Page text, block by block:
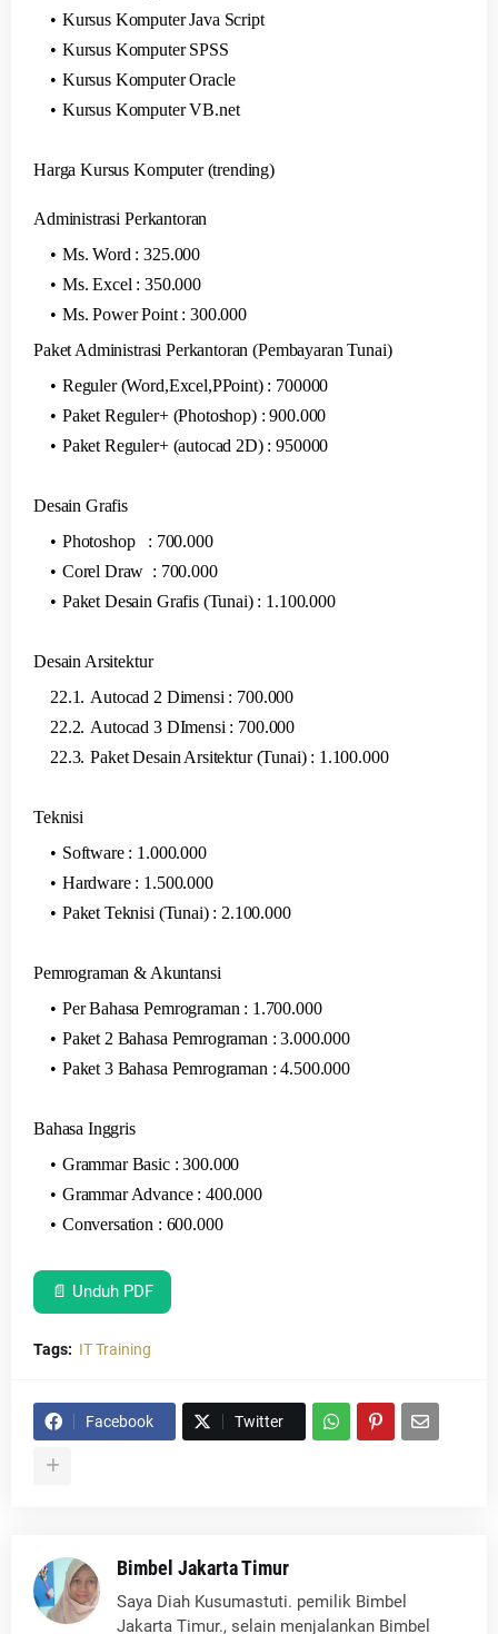
Kursus Komputer Java Script
Kursus Komputer SPSS
Kursus Komputer Oracle
Kursus Komputer VB.net
Harga Kursus Komputer (trending)
Administrasi Perkantoran
Ms. Word : 325.000
Ms. Excel : 350.000
Ms. Power Point : 300.000
Paket Administrasi Perkantoran (Pembayaran Tunai)
Reguler (Word,Excel,PPoint) : 700000
Paket Reguler+ (Photoshop) : 900.000
Paket Reguler+ (autocad 2D) : 950000
Desain Grafis
Photoshop : 700.000
Corel Draw : 700.000
Paket Desain Grafis (Tunai) : 1.100.000
Desain Arsitektur
Autocad 2 Dimensi : 700.000
Autocad 3 DImensi : 700.000
Paket Desain Arsitektur (Tunai) : 1.100.000
Teknisi
Software : 1.000.000
Hardware : 1.500.000
Paket Teknisi (Tunai) : 2.100.000
Pemrograman & Akuntansi
Per Bahasa Pemrograman : 1.700.000
Paket 2 Bahasa Pemrograman : 3.000.000
Paket 3 Bahasa Pemrograman : 4.500.000
Bahasa Inggris
Grammar Basic : 300.000
Grammar Advance : 400.000
Conversation : 600.000
📄 Unduh PDF
Tags: IT Training
Facebook Twitter
Bimbel Jakarta Timur
Saya Diah Kusumastuti. pemilik Bimbel
Jakarta Timur., selain menjalankan Bimbel